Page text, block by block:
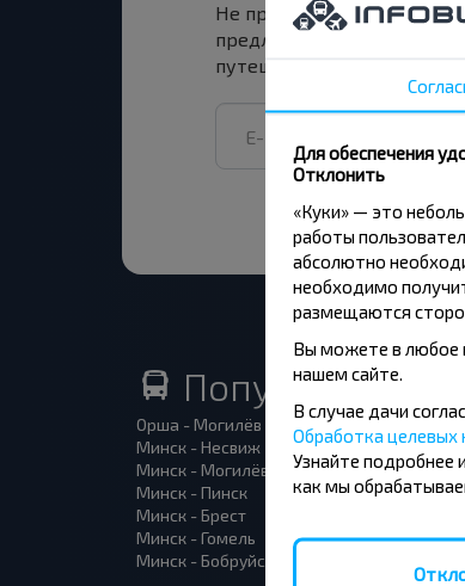
Не пропусти специальные
предложения INFOBUS.
путешествуй с нами
Популярные
Орша - Могилёв
Минск - Несвиж
Минск - Могилёв
Минск - Пинск
Минск - Брест
Минск - Гомель
Минск - Бобруйск
Для обеспечения
Отклонить
«Куки» — это
работы
абсолютно
необходимо
размещаются
Вы можете в любое
нашем сайте.
В случае дачи
Обработка целевых
Узнайте подробнее
как мы